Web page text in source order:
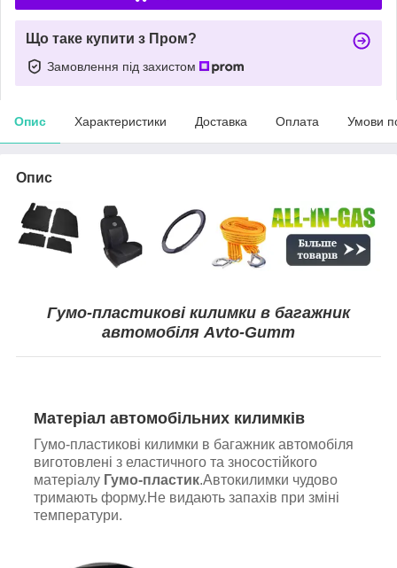
Що таке купити з Пром?
Замовлення під захистом
Опис Характеристики Доставка Оплата Умови
Опис
Гумо-пластикові килимки в багажник
автомобіля Avto-Gumm
Матеріал автомобільних килимків
Гумо-пластикові килимки в багажник автомобіля
виготовлені з еластичного та зносостійкого
матеріалу Гумо-пластик.Автокилимки чудово
тримають форму.Не видають запахів при зміні
температури.